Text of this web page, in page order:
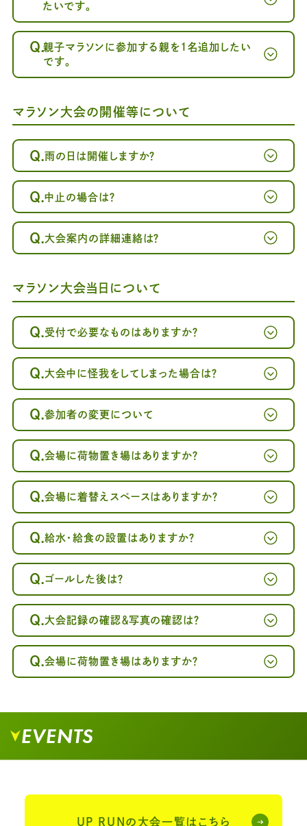
たいです。
Q.親子マラソンに参加する親を1名追加したい
です。
マラソン大会の開催等について
Q.雨の日は開催しますか？
Q.中止の場合は？
Q.大会案内の詳細連絡は？
マラソン大会当日について
Q.受付で必要なものはありますか？
Q.大会中に怪我をしてしまった場合は？
Q.参加者の変更について
Q.会場に荷物置き場はありますか？
Q.会場に着替えスペースはありますか？
Q.給水・給食の設置はありますか？
Q.ゴールした後は？
Q.大会記録の確認＆写真の確認は？
Q.会場に荷物置き場はありますか？
EVENTS
UP RUNの大会一覧はこちら